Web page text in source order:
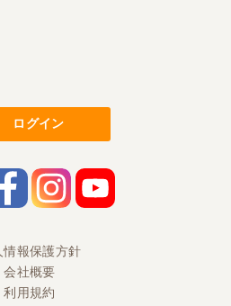
ログイン
情報保護方針
会社概要
利用規約